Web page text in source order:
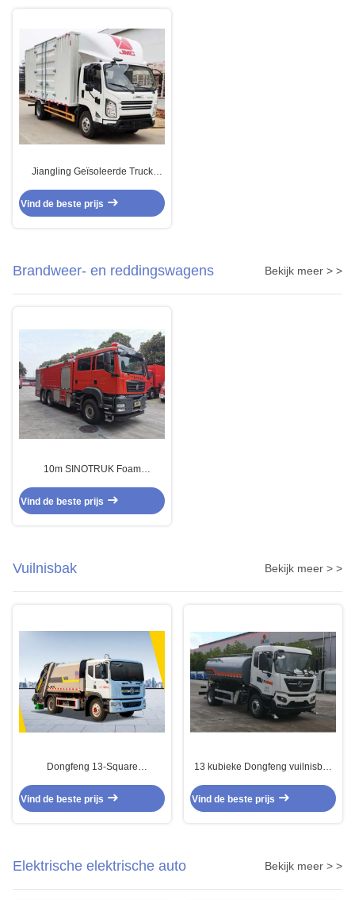
Jiangling Geïsoleerde Truck
Handmatig / Automatisch 3-zitter
Vind de beste prijs
Brandweer- en reddingswagens Bekijk meer > >
10m SINOTRUK Foam
Reddingswagens Drie Assen
Vind de beste prijs
Vuilnisbak Bekijk meer > >
Dongfeng 13-Square
Truck Achterste aandrijving
Diesel 4 × 2 Handgeschakelde
Vind de beste prijs
13 kubieke Dongfeng vuilnisbak
Vind de beste prijs
Elektrische elektrische auto Bekijk meer > >